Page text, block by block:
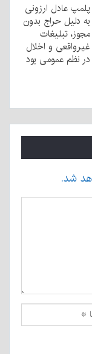
پلمپ عادل ارزونی
به دليل حراج بدون
مجوز، تبليغات
غیرواقعی و اخلال
در نظم عمومی بود
شد.